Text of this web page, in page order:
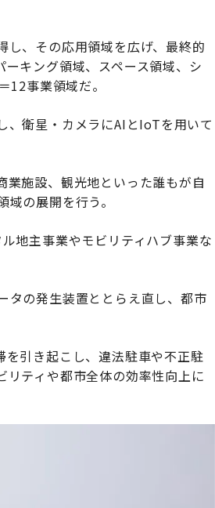
し、その応用領域を広げ、最終的
キング領域、スペース領域、シ
事業領域だ。
、衛星・カメラにAIとIoTを用いて
施設、観光地といった誰もが自
の展開を行う。
地主事業やモビリティハブ事業な
タの発生装置ととらえ直し、都市
引き起こし、違法駐車や不正駐
ティや都市全体の効率性向上に